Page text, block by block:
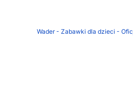
Wader - Zabawki dla dzieci -